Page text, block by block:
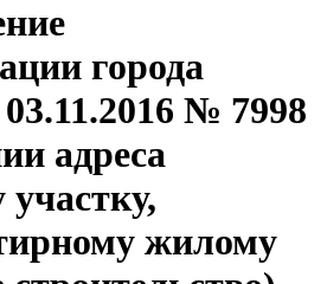
города
№ 7998
адреса
жилому